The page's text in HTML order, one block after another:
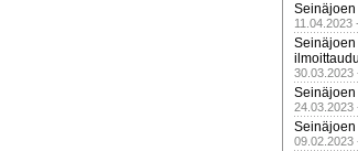
11.04.2023
Seinäjoen
ilmoittaudu
30.03.2023
24.03.2023
09.02.2023